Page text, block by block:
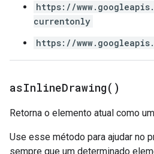
https://
currentonly
https://
asInlineDrawing( )
Retorna o elemento atual como um
Use esse método para ajudar no
sempre que um determinado